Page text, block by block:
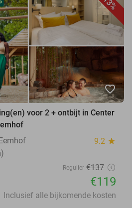
favorite_border
voor 2 + ontbijt in Center
9.2 star
Regulier €137
€119
Inclusief alle bijkomende kosten